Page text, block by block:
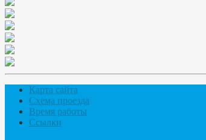
Карта сайта
Схема проезда
Время работы
Ссылки